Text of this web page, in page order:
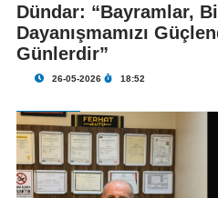
Dündar: “Bayramlar,
Dayanışmamızı
Günlerdir”
26-05-2026 18:52